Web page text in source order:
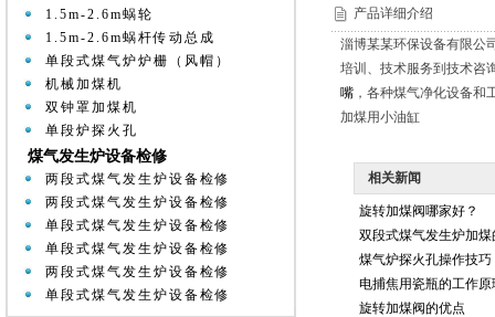
1.5m-2.6m蜗轮
1.5m-2.6m蜗杆传动总成
单段式煤气炉炉栅（风帽）
机械加煤机
双钟罩加煤机
单段炉探火孔
煤气发生炉设备检修
两段式煤气发生炉设备检修
两段式煤气发生炉设备检修
单段式煤气发生炉设备检修
单段式煤气发生炉设备检修
两段式煤气发生炉设备检修
单段式煤气发生炉设备检修
产品详细介绍
淄博某某环保设备有限公
培训、技术服务到技术咨
嘴 ，各种煤气净化设备
加煤用小油缸
相关新闻
旋转加煤阀哪家好？
双段式煤气发生炉加
煤气炉探火孔操作技巧
电捕焦用瓷瓶的工作原
旋转加煤阀的优点